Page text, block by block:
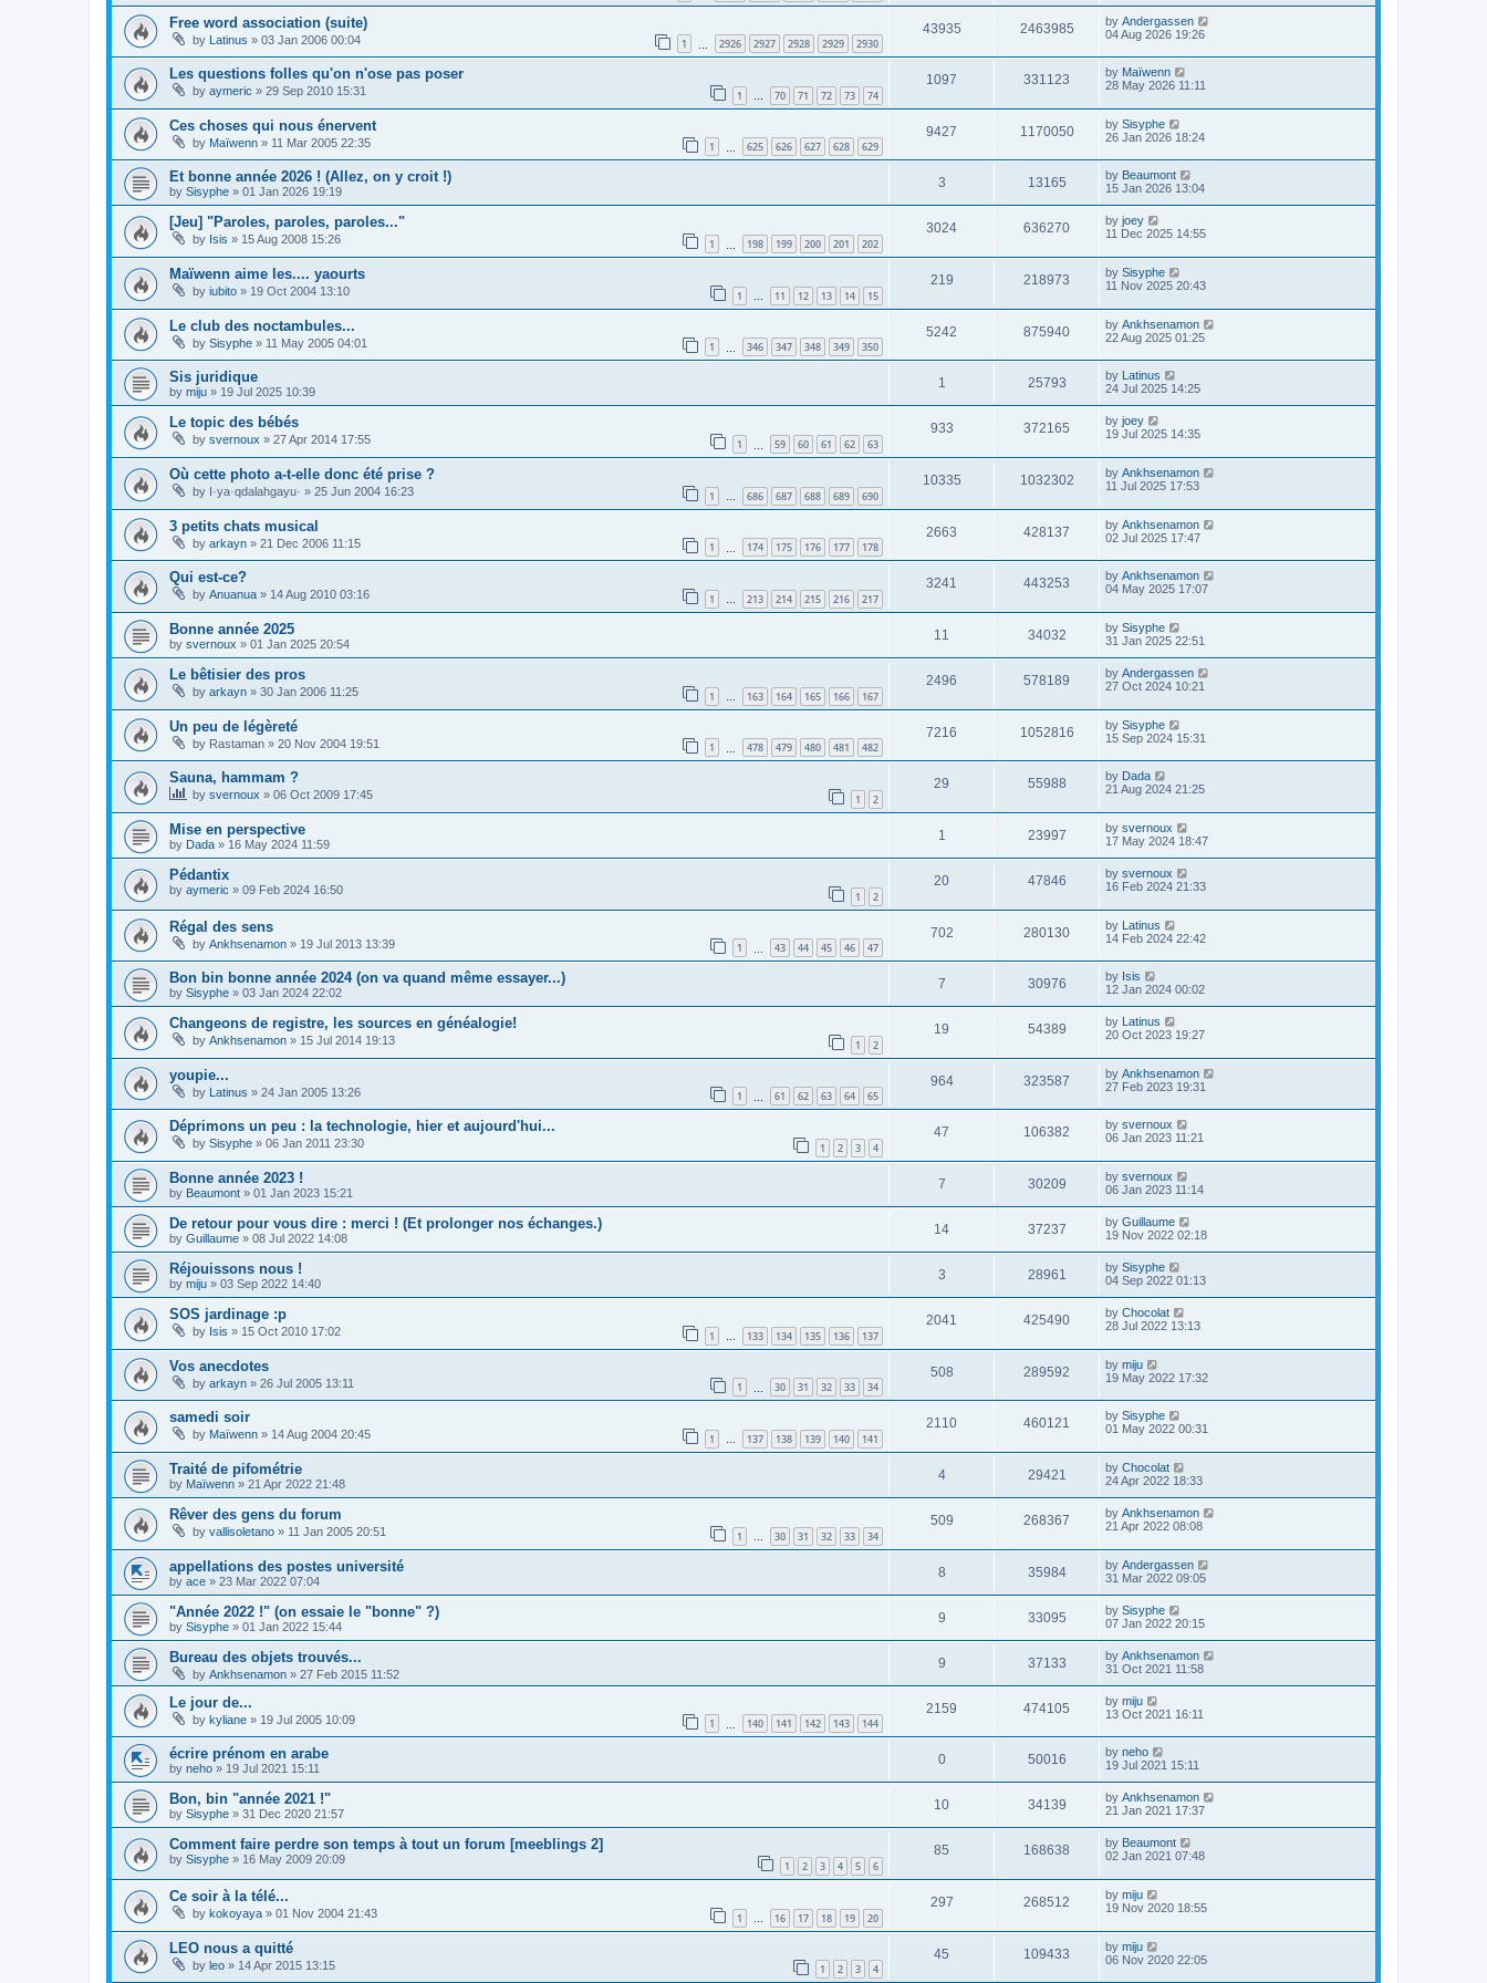
Free word association (suite)
by Latinus » 03 Jan 2006 00:04 1 2926 2927 2928 2929 2930
43935 2463985 by Andergassen
04 Aug 2026 19:26
Les questions folles qu'on n'ose pas poser
by aymeric » 29 Sep 2010 15:31 1 … 70 71 72 73 74
1097 331123 by Maïwenn
28 May 2026 11:11
Ces choses qui nous énervent
by Maïwenn » 11 Mar 2005 22:35 1 625 626 627 628 629
9427 1170050 by Sisyphe
26 Jan 2026 18:24
Et bonne année 2026 ! (Allez, on y croit !)
by Sisyphe » 01 Jan 2026 19:19
3 13165 by Beaumont
15 Jan 2026 13:04
[Jeu] "Paroles, paroles, paroles..."
by Isis » 15 Aug 2008 15:26 1 198 199 200 201 202
3024 636270 by joey
11 Dec 2025 14:55
Maïwenn aime les.... yaourts
by iubito » 19 Oct 2004 13:10 1 … 11 12 13 14 15
219 218973 by Sisyphe
11 Nov 2025 20:43
Le club des noctambules...
by Sisyphe » 11 May 2005 04:01 1 346 347 348 349 350
5242 875940 by Ankhsenamon
22 Aug 2025 01:25
Sis juridique
by miju » 19 Jul 2025 10:39
1 25793 by Latinus
24 Jul 2025 14:25
Le topic des bébés
by svernoux » 27 Apr 2014 17:55 1 59 60 61 62 63
933 372165 by joey
19 Jul 2025 14:35
Où cette photo a-t-elle donc été prise ?
by I·ya·qdalahgayu· » 25 Jun 2004 16:23 1 … 686 687 688 689 690
10335 1032302 by Ankhsenamon
11 Jul 2025 17:53
3 petits chats musical
by arkayn » 21 Dec 2006 11:15 1 174 175 176 177 178
2663 428137 by Ankhsenamon
02 Jul 2025 17:47
Qui est-ce?
by Anuanua » 14 Aug 2010 03:16 1 … 213 214 215 216 217
3241 443253 by Ankhsenamon
04 May 2025 17:07
Bonne année 2025
by svernoux » 01 Jan 2025 20:54
11 34032 by Sisyphe
31 Jan 2025 22:51
Le bêtisier des pros
by arkayn » 30 Jan 2006 11:25 1 … 163 164 165 166 167
2496 578189 by Andergassen
27 Oct 2024 10:21
Un peu de légèreté
by Rastaman » 20 Nov 2004 19:51 1 478 479 480 481 482
7216 1052816 by Sisyphe
15 Sep 2024 15:31
Sauna, hammam ?
by svernoux » 06 Oct 2009 17:45 1 2
29 55988 by Dada
21 Aug 2024 21:25
Mise en perspective
by Dada » 16 May 2024 11:59
1 23997 by svernoux
17 May 2024 18:47
Pédantix
by aymeric » 09 Feb 2024 16:50 1 2
20 47846 by svernoux
16 Feb 2024 21:33
Régal des sens
by Ankhsenamon » 19 Jul 2013 13:39 1 43 44 45 46 47
702 280130 by Latinus
14 Feb 2024 22:42
Bon bin bonne année 2024 (on va quand même essayer...)
by Sisyphe » 03 Jan 2024 22:02
7 30976 by Isis
12 Jan 2024 00:02
Changeons de registre, les sources en généalogie!
by Ankhsenamon » 15 Jul 2014 19:13 1 2
19 54389 by Latinus
20 Oct 2023 19:27
youpie...
by Latinus » 24 Jan 2005 13:26 1 61 62 63 64 65
964 323587 by Ankhsenamon
27 Feb 2023 19:31
Déprimons un peu : la technologie, hier et aujourd'hui...
by Sisyphe » 06 Jan 2011 23:30 1 2 3 4
47 106382 by svernoux
06 Jan 2023 11:21
Bonne année 2023 !
by Beaumont » 01 Jan 2023 15:21
7 30209 by svernoux
06 Jan 2023 11:14
De retour pour vous dire : merci ! (Et prolonger nos échanges.)
by Guillaume » 08 Jul 2022 14:08
14 37237 by Guillaume
19 Nov 2022 02:18
Réjouissons nous !
by miju » 03 Sep 2022 14:40
3 28961 by Sisyphe
04 Sep 2022 01:13
SOS jardinage :p
by Isis » 15 Oct 2010 17:02 1 … 133 134 135 136 137
2041 425490 by Chocolat
28 Jul 2022 13:13
Vos anecdotes
by arkayn » 26 Jul 2005 13:11 1 30 31 32 33 34
508 289592 by miju
19 May 2022 17:32
samedi soir
by Maïwenn » 14 Aug 2004 20:45 1 … 137 138 139 140 141
2110 460121 by Sisyphe
01 May 2022 00:31
Traité de pifométrie
by Maïwenn » 21 Apr 2022 21:48
4 29421 by Chocolat
24 Apr 2022 18:33
Rêver des gens du forum
by vallisoletano » 11 Jan 2005 20:51 1 … 30 31 32 33 34
509 268367 by Ankhsenamon
21 Apr 2022 08:08
appellations des postes université
by ace » 23 Mar 2022 07:04
8 35984 by Andergassen
31 Mar 2022 09:05
"Année 2022 !" (on essaie le "bonne" ?)
by Sisyphe » 01 Jan 2022 15:44
9 33095 by Sisyphe
07 Jan 2022 20:15
Bureau des objets trouvés...
by Ankhsenamon » 27 Feb 2015 11:52
9 37133 by Ankhsenamon
31 Oct 2021 11:58
Le jour de...
by kyliane » 19 Jul 2005 10:09 1 140 141 142 143 144
2159 474105 by miju
13 Oct 2021 16:11
écrire prénom en arabe
by neho » 19 Jul 2021 15:11
0 50016 by neho
19 Jul 2021 15:11
Bon, bin "année 2021 !"
by Sisyphe » 31 Dec 2020 21:57
10 34139 by Ankhsenamon
21 Jan 2021 17:37
Comment faire perdre son temps à tout un forum [meeblings 2]
by Sisyphe » 16 May 2009 20:09 1 2 3 4 5 6
85 168638 by Beaumont
02 Jan 2021 07:48
Ce soir à la télé...
by kokoyaya » 01 Nov 2004 21:43 1 … 16 17 18 19 20
297 268512 by miju
19 Nov 2020 18:55
LEO nous a quitté
by leo » 14 Apr 2015 13:15 1 2 3 4
45 109433 by miju
06 Nov 2020 22:05